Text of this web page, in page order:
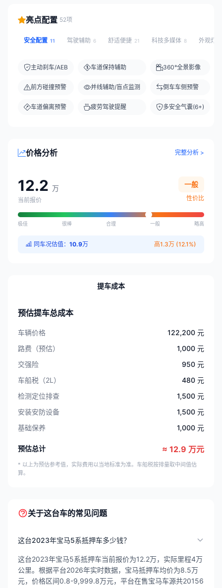
亮点配置 52项
安全配置 11 驾驶辅助 6 舒适便捷 21 科技多媒体 8 外观灯
主动刹车/AEB
前方碰撞预警
车道偏离预警
车道保持辅助
并线辅助/盲点监测
疲劳驾驶提醒
360°全景影像
倒车车侧预警
多安全气囊(6+)
价格分析 完整分析 >
12.2 万
当前报价
一般
性价比
极佳 很棒 合理 一般 略高
同车况估值： 10.9万 高1.3万 (12.1%)
提车成本
预估提车总成本
车辆价格
122,200 元
路费（预估）
1,000 元
交强险
950 元
车船税（2L）
480 元
检测定位排查
1,500 元
安装安防设备
1,500 元
基础保养
1,000 元
预估总计 ≈ 12.9 万元
* 以上为预估参考值，实际费用以当地标准为准。车船税按排量取中间值估
算。
关于这台车的常见问题
这台2023年宝马5系抵押车多少钱？
这台2023年宝马5系抵押车当前报价为12.2万，实际里程4万
公里。根据平台2026年实时数据，宝马抵押车均价为8.5万
元，价格区间0.8-9,999.8万元，平台在售宝马车源共20156